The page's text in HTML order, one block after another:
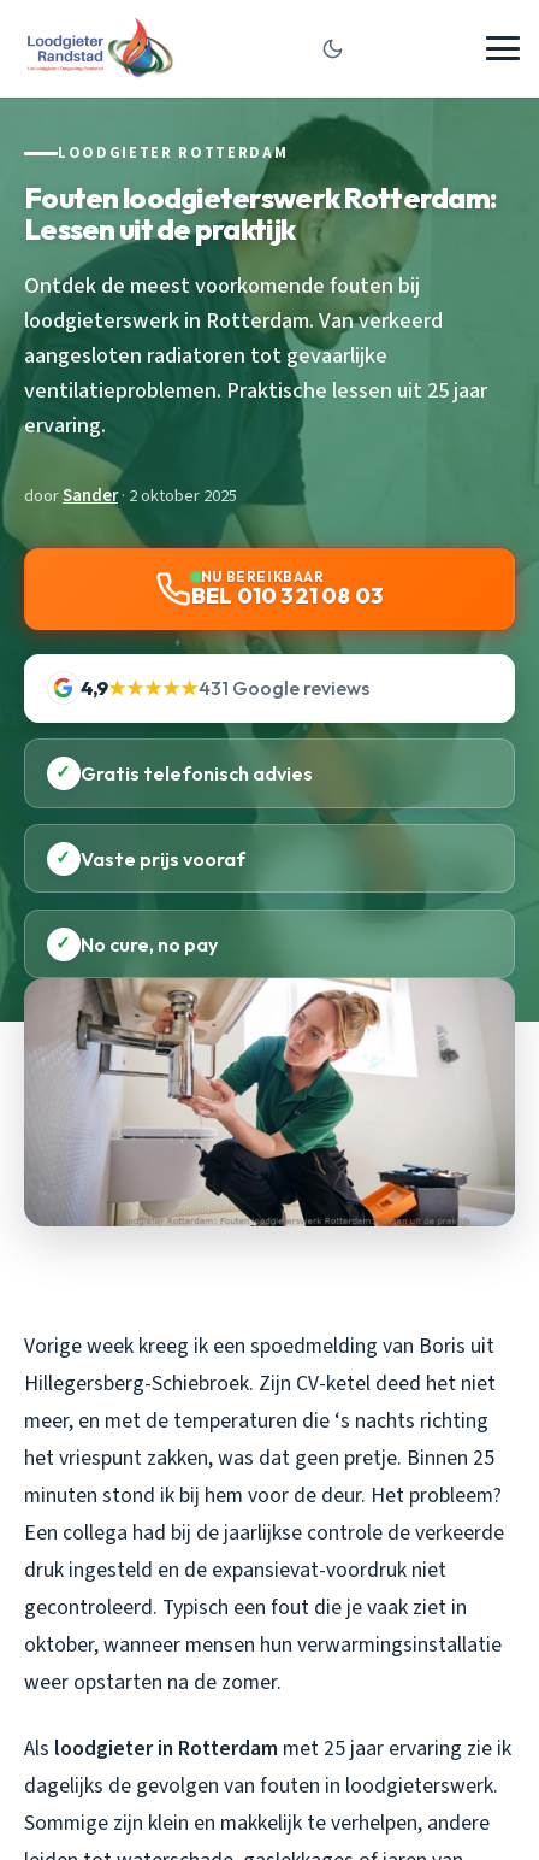
LOODGIETER ROTTERDAM
Fouten loodgieterswerk Rotterdam:
Lessen uit de praktijk
Ontdek de meest voorkomende fouten bij
loodgieterswerk in Rotterdam. Van verkeerd
aangesloten radiatoren tot gevaarlijke
ventilatieproblemen. Praktische lessen uit 25 jaar
ervaring.
doorSander· 2 oktober 2025
NU BEREIKBAAR
BEL 010 321 08 03
4,9★★★★★431 Google reviews
✓ Gratis telefonisch advies
✓ Vaste prijs vooraf
✓ No cure, no pay
Vorige week kreeg ik een spoedmelding van Boris uit
Hillegersberg-Schiebroek. Zijn CV-ketel deed het niet
meer, en met de temperaturen die ‘s nachts richting
het vriespunt zakken, was dat geen pretje. Binnen 25
minuten stond ik bij hem voor de deur. Het probleem?
Een collega had bij de jaarlijkse controle de verkeerde
druk ingesteld en de expansievat-voordruk niet
gecontroleerd. Typisch een fout die je vaak ziet in
oktober, wanneer mensen hun verwarmingsinstallatie
weer opstarten na de zomer.
Als loodgieter in Rotterdam met 25 jaar ervaring zie ik
dagelijks de gevolgen van fouten in loodgieterswerk.
Sommige zijn klein en makkelijk te verhelpen, andere